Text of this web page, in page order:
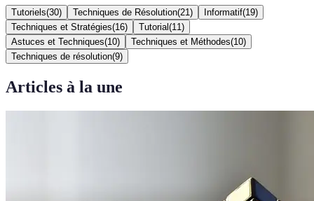
Tutoriels(30) Techniques de Résolution(21 ) Informatif(19)
Techniques et Stratégies(16) Tutorial (11 )
Astuces et Techniques(10) Techniques et Méthodes(10)
Techniques de résolution(9)
Articles à la une